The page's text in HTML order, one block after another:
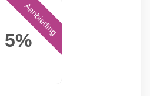
5%
Aanbieding